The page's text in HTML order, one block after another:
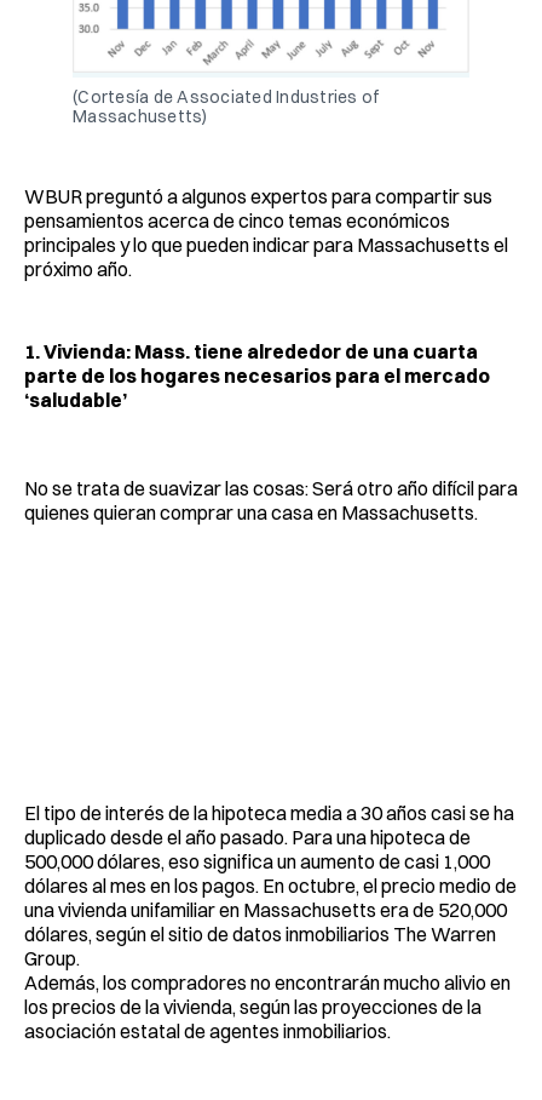
(Cortesía de Associated Industries of
Massachusetts)
WBUR preguntó a algunos expertos para compartir sus
pensamientos acerca de cinco temas económicos
principales y lo que pueden indicar para Massachusetts el
próximo año.
1. Vivienda: Mass. tiene alrededor de una cuarta
parte de los hogares necesarios para el mercado
‘saludable’
No se trata de suavizar las cosas: Será otro año difícil para
quienes quieran comprar una casa en Massachusetts.
El tipo de interés de la hipoteca media a 30 años casi se ha
duplicado desde el año pasado. Para una hipoteca de
500,000 dólares, eso significa un aumento de casi 1,000
dólares al mes en los pagos. En octubre, el precio medio de
una vivienda unifamiliar en Massachusetts era de 520,000
dólares, según el sitio de datos inmobiliarios The Warren
Group.
Además, los compradores no encontrarán mucho alivio en
los precios de la vivienda, según las proyecciones de la
asociación estatal de agentes inmobiliarios.